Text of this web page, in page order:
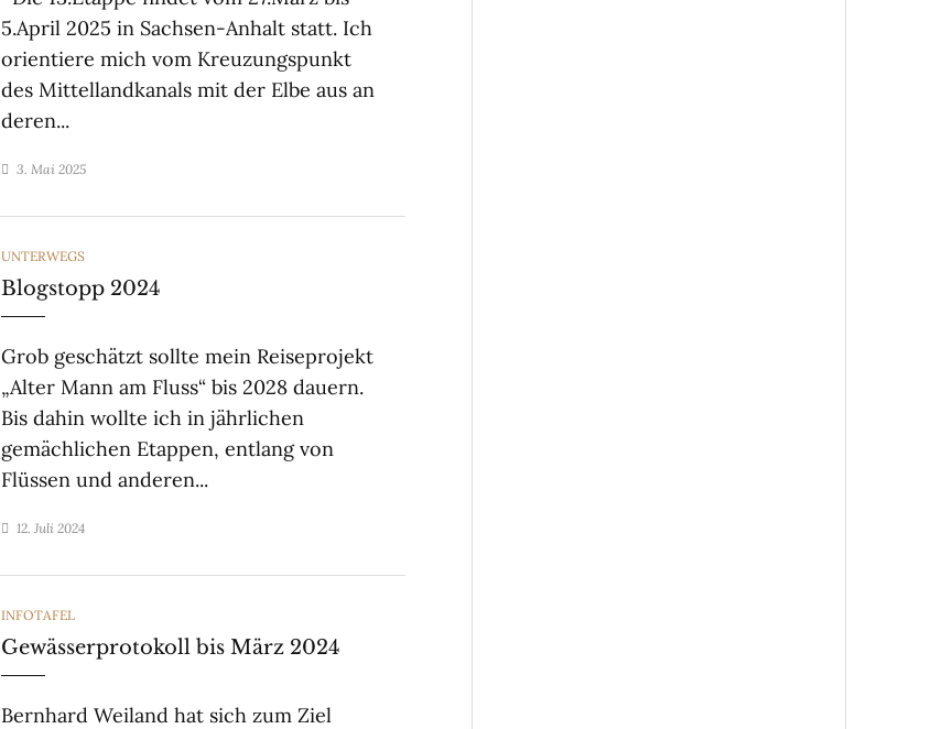
5.April 2025 in Sachsen-Anhalt statt. Ich
orientiere mich vom Kreuzungspunkt
des Mittellandkanals mit der Elbe aus an
deren...
3. Mai 2025
CATEGORIES
UNTERWEGS
Blogstopp 2024
Grob geschätzt sollte mein Reiseprojekt
„Alter Mann am Fluss“ bis 2028 dauern.
Bis dahin wollte ich in jährlichen
gemächlichen Etappen, entlang von
Flüssen und anderen...
12. Juli 2024
CATEGORIES
INFOTAFEL
Gewässerprotokoll bis März 2024
Bernhard Weiland hat sich zum Ziel